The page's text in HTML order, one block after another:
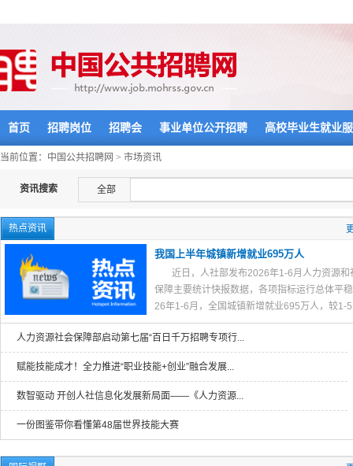
首页 招聘岗位 招聘会 事业单位公开招聘 高校毕业生就业
当前位置： 中国公共招聘网 > 市场资讯
资讯搜索 全部
热点资讯
我国上半年城镇新增就业695万人
近日，人社部发布2026年1-6月人力资源和
保障主要统计快报数据，各项指标运行总体平
26年1-6月，全国城镇新增就业695万人，较1-
人力资源社会保障部启动第七届“百日千万招聘专项行...
赋能技能成才！全力推进“职业技能+创业”融合发展...
数智驱动 开创人社信息化发展新局面——《人力资源...
一份图鉴带你看懂第48届世界技能大赛